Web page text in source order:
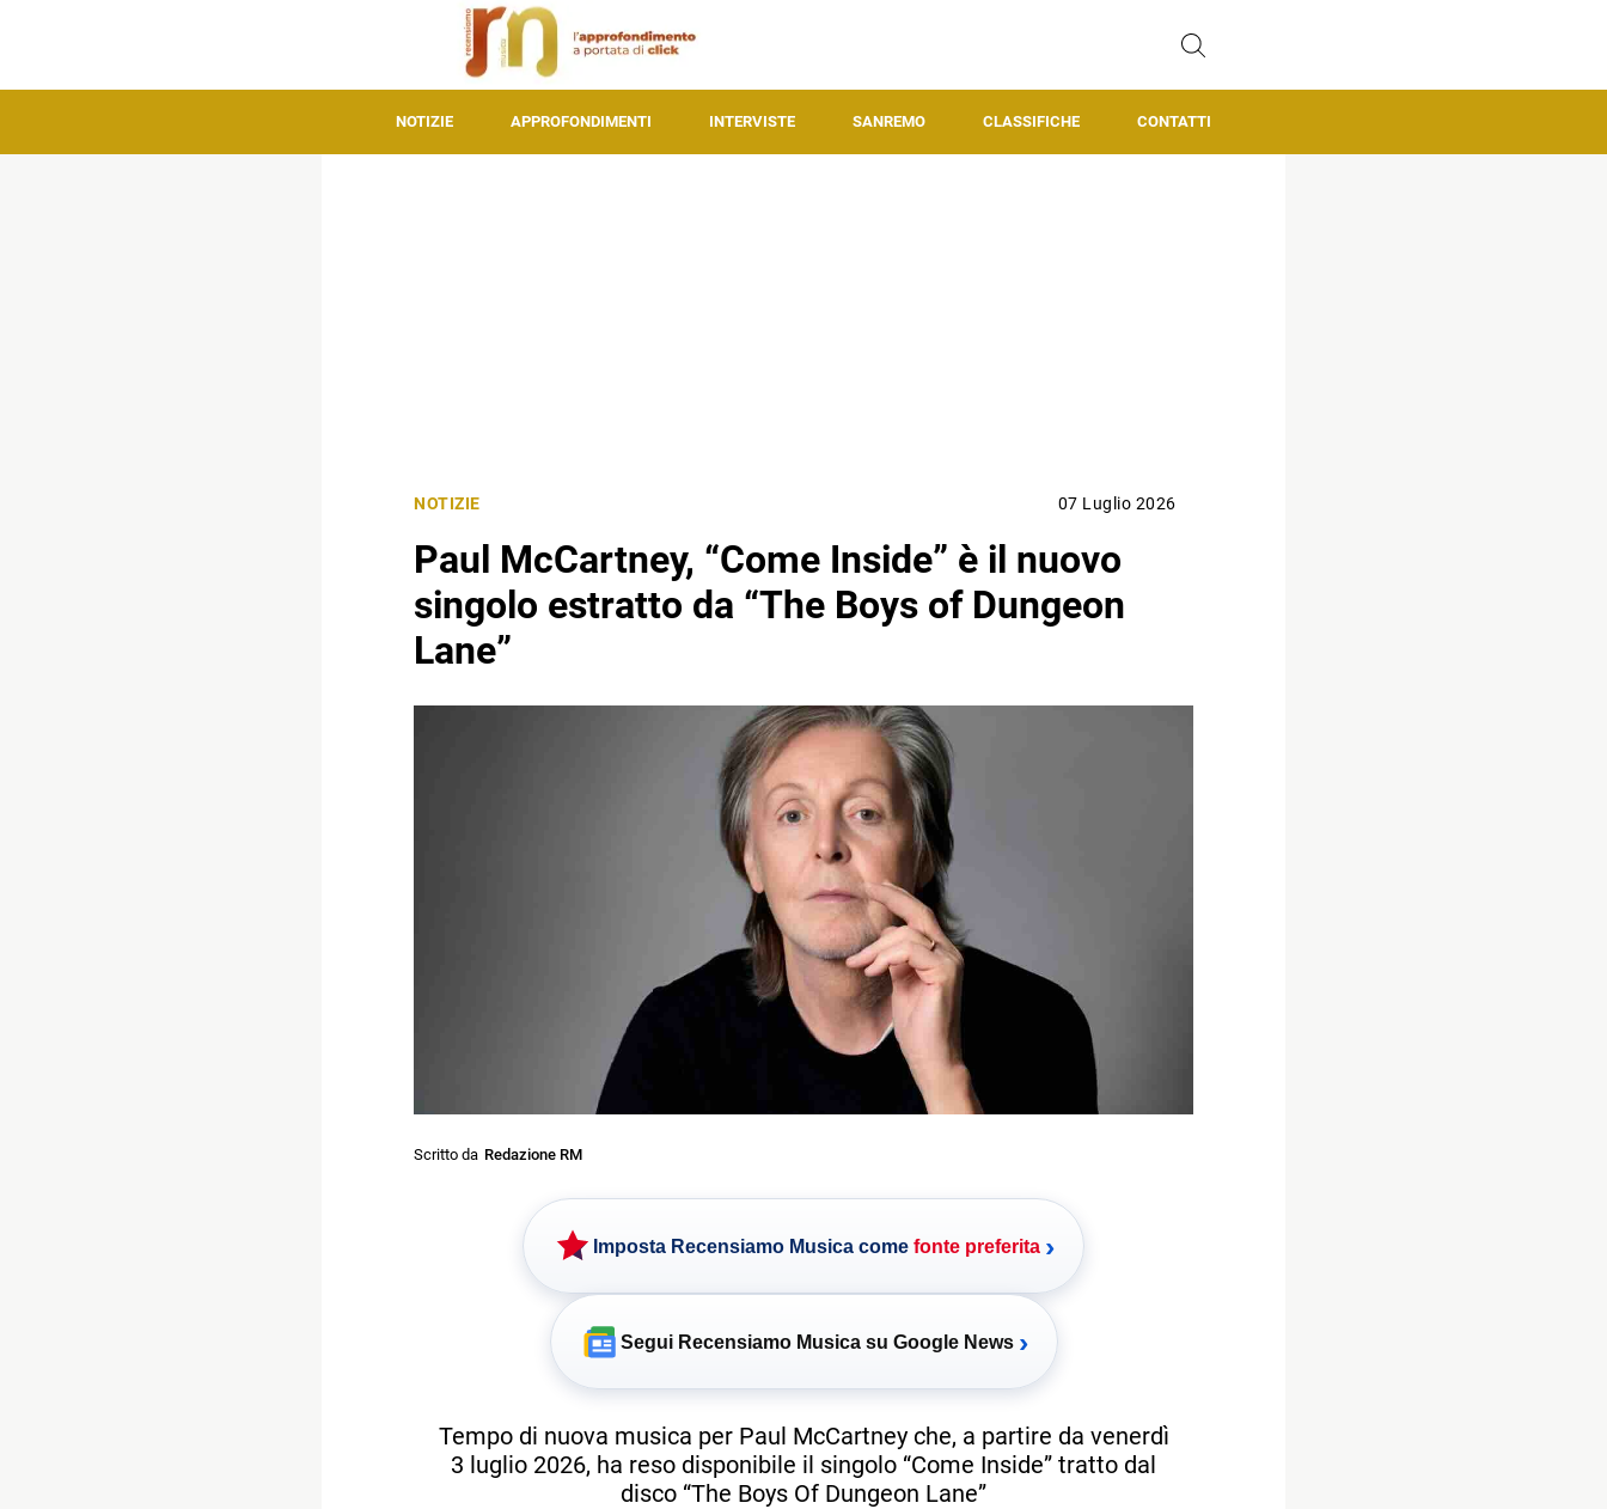
NOTIZIE APPROFONDIMENTI INTERVISTE SANREMO CLASSIFICHE CONTATTI
NOTIZIE 07 Luglio 2026
Paul McCartney, “Come Inside” è il nuovo
singolo estratto da “The Boys of Dungeon
Lane”
Scritto da Redazione RM
Imposta Recensiamo Musica come fonte preferita ›
Segui Recensiamo Musica su Google News ›
Tempo di nuova musica per Paul McCartney che, a partire da venerdì
3 luglio 2026, ha reso disponibile il singolo “Come Inside” tratto dal
disco “The Boys Of Dungeon Lane”